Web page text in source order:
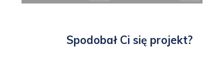
Spodobał Ci się projekt?